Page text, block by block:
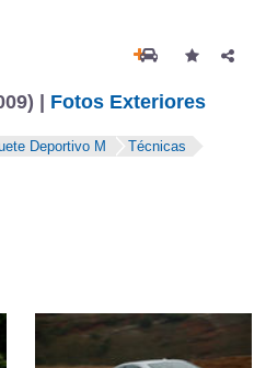
| Fotos Exteriores
Deportivo M Técnicas